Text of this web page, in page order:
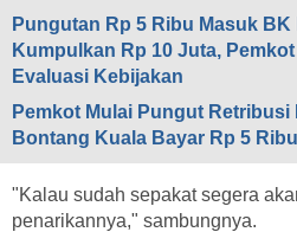
Pungutan Rp 5 Ribu Masuk
Kumpulkan Rp 10 Juta,
Evaluasi Kebijakan
Pemkot Mulai Pungut Retribusi
Bontang Kuala Bayar Rp 5
"Kalau sudah sepakat segera
penarikannya," sambungnya.